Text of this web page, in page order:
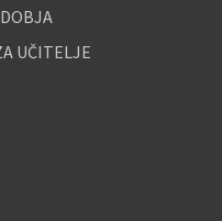
UČITELJE